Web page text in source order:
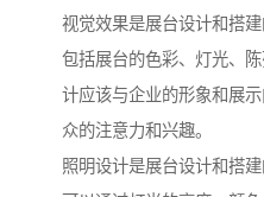
视觉效果是展台设计和搭
包括展台的色彩、灯光、
计应该与企业的形象和展
众的注意力和兴趣。
照明设计是展台设计和搭